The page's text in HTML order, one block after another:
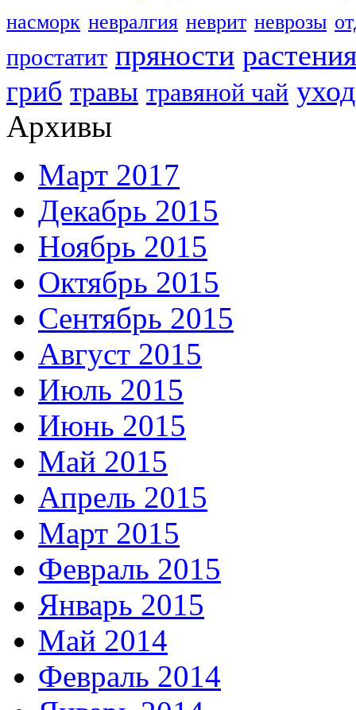
насморк невралгия неврит неврозы
простатит пряности растения
гриб травы травяной чай уход
Архивы
Март 2017
Декабрь 2015
Ноябрь 2015
Октябрь 2015
Сентябрь 2015
Август 2015
Июль 2015
Июнь 2015
Май 2015
Апрель 2015
Март 2015
Февраль 2015
Январь 2015
Май 2014
Февраль 2014